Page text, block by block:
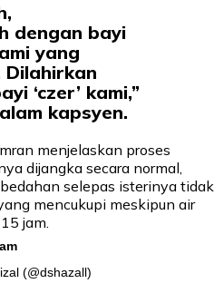
dengan bayi
yang
Dilahirkan
‘czer’ kami,”
kapsyen.
menjelaskan proses
dijangka secara normal,
selepas isterinya tidak
mencukupi meskipun air
jam.
(@dshazall)